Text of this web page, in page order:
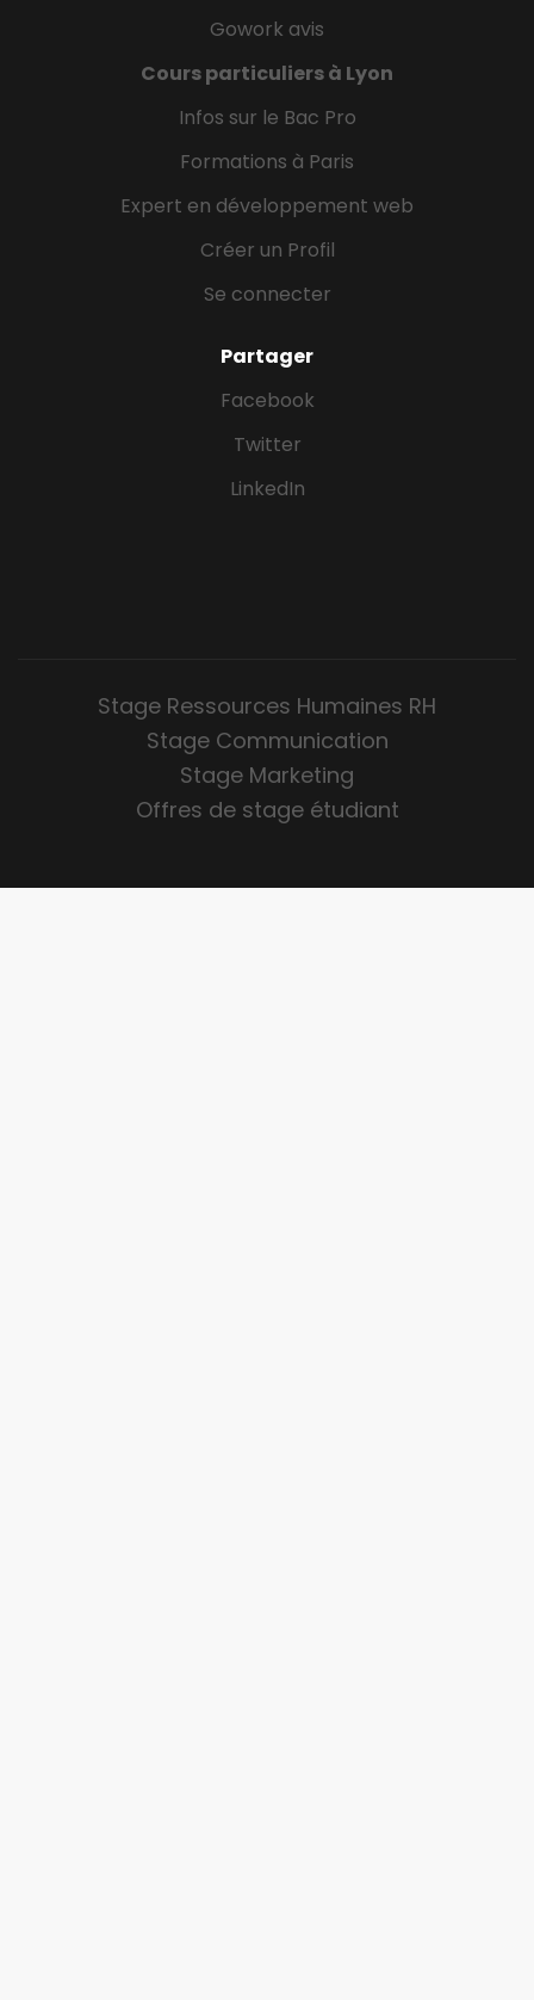
Gowork avis
Cours particuliers à Lyon
Infos sur le Bac Pro
Formations à Paris
Expert en développement web
Créer un Profil
Se connecter
Partager
Facebook
Twitter
LinkedIn
Stage Ressources Humaines RH
Stage Communication
Stage Marketing
Offres de stage étudiant